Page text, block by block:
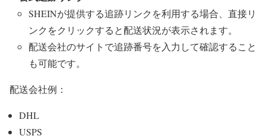
SHEINが提供する追跡リンクを利用する場合、直接リ
ンクをクリックすると配送状況が表示されます。
配送会社のサイトで追跡番号を入力して確認すること
も可能です。
配送会社例：
DHL
USPS